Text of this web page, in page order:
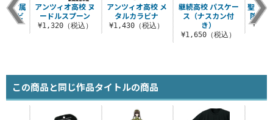
アンツィオ高校 メ
タルカラビナ
¥1,430（税込）
継続高校 パスケー
ス（ナスカン付
き）
¥1,650（税込）
聖グロ
院 メ
学付属
ラビ
アンツィオ高校 ヌ
ードルスプーン
¥1,320（税込）
この商品と同じ作品タイトルの商品